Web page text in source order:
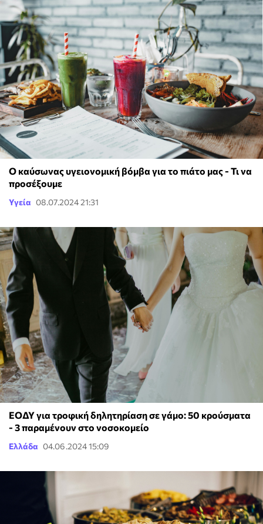
Ο καύσωνας υγειονομική βόμβα για το πιάτο μας - Τι να
προσέξουμε
Υγεία 08.07.2024 21:31
ΕΟΔΥ για τροφική δηλητηρίαση σε γάμο: 50 κρούσματα
- 3 παραμένουν στο νοσοκομείο
Ελλάδα 04.06.2024 15:09